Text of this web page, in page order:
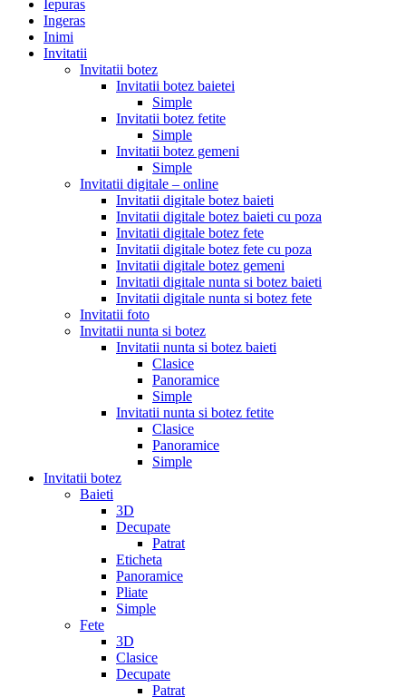
Iepuras
Ingeras
Inimi
Invitatii
Invitatii botez
Invitatii botez baietei
Simple
Invitatii botez fetite
Simple
Invitatii botez gemeni
Simple
Invitatii digitale – online
Invitatii digitale botez baieti
Invitatii digitale botez baieti cu poza
Invitatii digitale botez fete
Invitatii digitale botez fete cu poza
Invitatii digitale botez gemeni
Invitatii digitale nunta si botez baieti
Invitatii digitale nunta si botez fete
Invitatii foto
Invitatii nunta si botez
Invitatii nunta si botez baieti
Clasice
Panoramice
Simple
Invitatii nunta si botez fetite
Clasice
Panoramice
Simple
Invitatii botez
Baieti
3D
Decupate
Patrat
Eticheta
Panoramice
Pliate
Simple
Fete
3D
Clasice
Decupate
Patrat